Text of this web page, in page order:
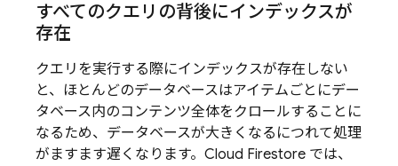
すべてのクエリの背後にインデックスが
存在
クエリを実行する際にインデックスが存在しない
と、ほとんどのデータベースはアイテムごとにデー
タベース内のコンテンツ全体をクロールすることに
なるため、データベースが大きくなるにつれて処理
がますます遅くなります。 Cloud Firestore では、